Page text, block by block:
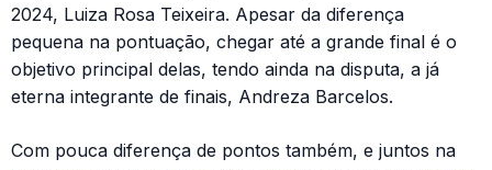
2024, Luiza Rosa Teixeira. Apesar da diferença
pequena na pontuação, chegar até a grande final é o
objetivo principal delas, tendo ainda na disputa, a já
eterna integrante de finais, Andreza Barcelos.
Com pouca diferença de pontos também, e juntos na